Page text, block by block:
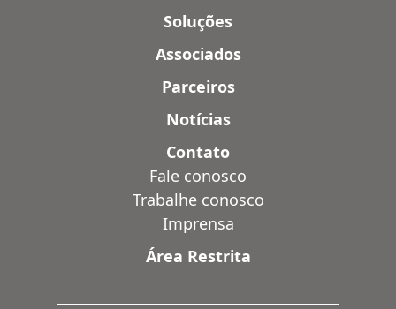
Soluções
Associados
Parceiros
Notícias
Contato
Fale conosco
Trabalhe conosco
Imprensa
Área Restrita